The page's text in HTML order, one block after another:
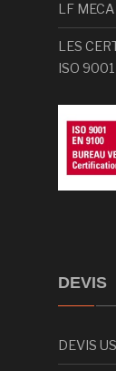
LF MECA
LES
ISO
DEVIS
DEVIS